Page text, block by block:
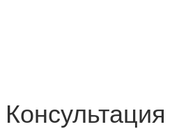
Консультация